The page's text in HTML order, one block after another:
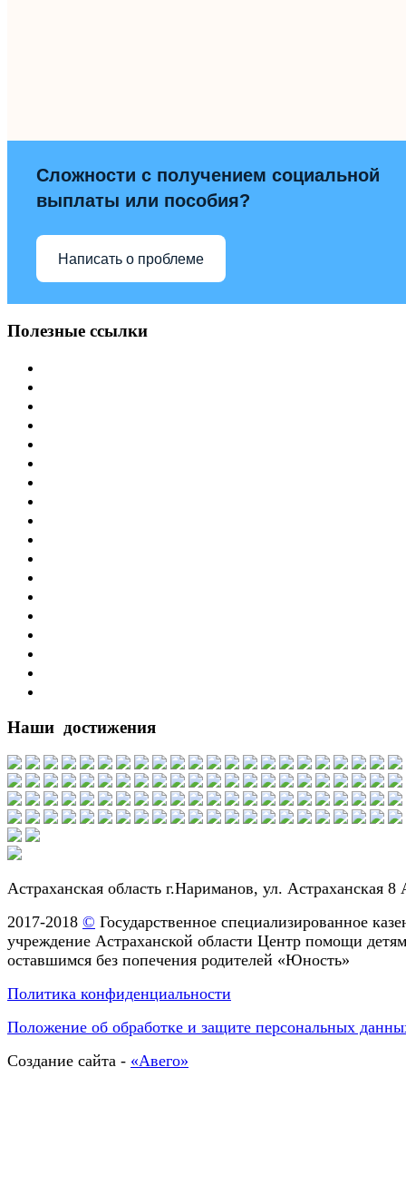
Сложности с получением социальной
выплаты или пособия?
Написать о проблеме
Полезные ссылки
Наши достижения
Астраханская область г.Нариманов, ул. Астраханская 8
2017-2018 © Государственное специализированное
учреждение Астраханской области Центр помощи
оставшимся без попечения родителей «Юность»
Политика конфиденциальности
Положение об обработке и защите персональных
Создание сайта - «Авего»